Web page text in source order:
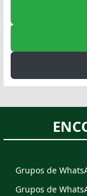
Grupos de
Grupos de